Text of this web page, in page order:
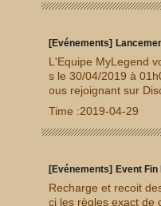
Coupons + 10
nts = 15000
[Evénements]
L'Equipe MyLegend
s le 30/04/2019 à
ous rejoignant sur
profiter de l'event
uveau Serveur !
Time :2019-04-29
[Evénements] Event
Recharge et recoit
ci les règles exact de